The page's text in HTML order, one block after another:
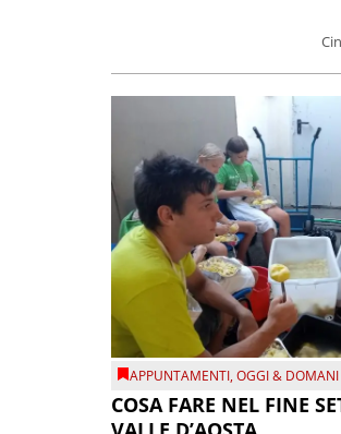
APPUNTAMENTI,OGGI & DOMANI
COSA FARE NEL FINE